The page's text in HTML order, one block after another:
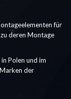
für
deren Montage
Polen und im
der